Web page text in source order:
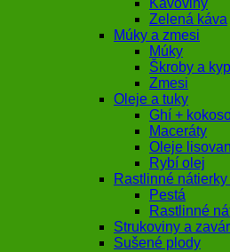
Kávoviny
Zelená káva
Múky a zmesi
Múky
Škroby a
Zmesi
Oleje a tuky
Ghí +
Maceráty
Oleje
Rybí olej
Rastlinné nátierky
Pestá
Rastlinné
Strukoviny a
Sušené plody